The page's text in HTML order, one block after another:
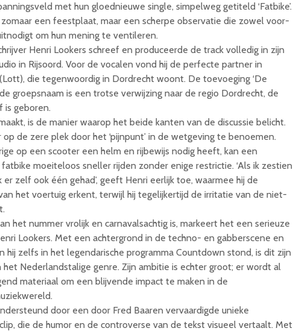
met hun gloednieuwe single, simpelweg getiteld ‘Fatbike’.
een feestplaat, maar een scherpe observatie die zowel voor-
om hun mening te ventileren.
Henri Lookers schreef en produceerde de track volledig in zijn
in Rijsoord. Voor de vocalen vond hij de perfecte partner in
die tegenwoordig in Dordrecht woont. De toevoeging ‘De
groepsnaam is een trotse verwijzing naar de regio Dordrecht, de
is geboren.
maakt, is de manier waarop het beide kanten van de discussie belicht.
de zere plek door het ‘pijnpunt’ in de wetgeving te benoemen.
op een scooter een helm en rijbewijs nodig heeft, kan een
moeiteloos sneller rijden zonder enige restrictie. ‘Als ik zestien
er zelf ook één gehad’, geeft Henri eerlijk toe, waarmee hij de
het voertuig erkent, terwijl hij tegelijkertijd de irritatie van de niet-
het nummer vrolijk en carnavalsachtig is, markeert het een serieuze
Lookers. Met een achtergrond in de techno- en gabberscene en
hij zelfs in het legendarische programma Countdown stond, is dit zijn
Nederlandstalige genre. Zijn ambitie is echter groot; er wordt al
materiaal om een blijvende impact te maken in de
door een door Fred Baaren vervaardigde unieke
die de humor en de controverse van de tekst visueel vertaalt. Met